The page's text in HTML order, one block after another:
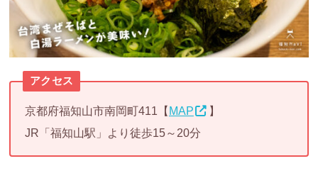
アクセス
京都府福知山市南岡町411【MAP
】
JR「福知山駅」より徒歩15～20分